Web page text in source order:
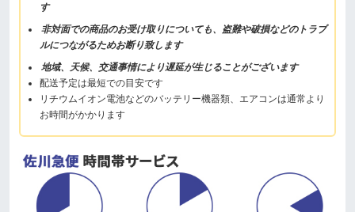
す
非対面での商品のお受け取りについても、盗難や破損などのトラブ
ルにつながるためお断り致します
地域、天候、交通事情により遅延が生じることがございます
配送予定は最短での目安です
リチウムイオン電池などのバッテリー機器類、エアコンは通常より
お時間がかかります